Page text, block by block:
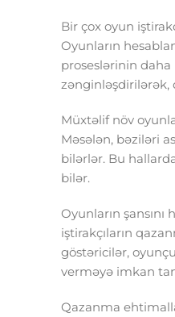
Bir çox oyun
Oyunların
proseslərinin
zənginləşdirilərək,
Müxtəlif növ
Məsələn, bəziləri
bilərlər. Bu
bilər.
Oyunların
iştirakçıların
göstəricilər,
verməyə imkan
Qazanma